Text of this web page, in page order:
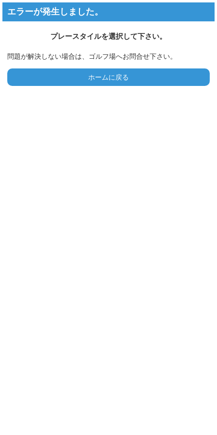
エラーが発生しました。
プレースタイルを選択して下さい。
問題が解決しない場合は、ゴルフ場へお問合せ下さい。
ホームに戻る